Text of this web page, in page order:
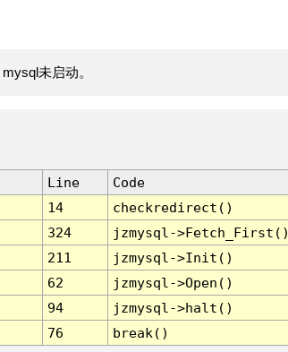
未启动。
Line
Code
14
checkredirect()
324
jzmysql-
211
jzmysql->Init()
62
jzmysql->Open()
94
jzmysql->halt()
76 break()